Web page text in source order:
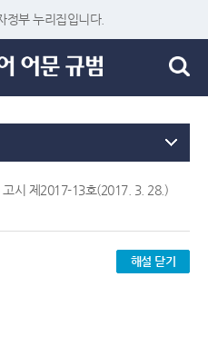
정부 누리집입니다.
시 제2017-13호(2017. 3. 28.)
해설 닫기